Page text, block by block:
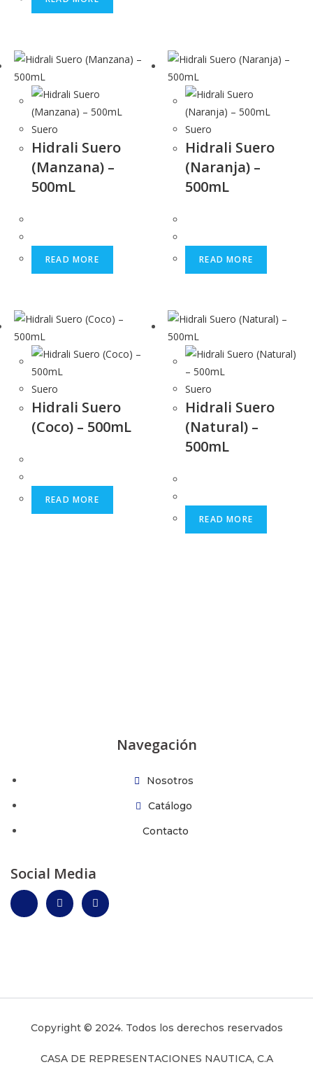
Suero
Hidrali Suero
(Manzana) –
500mL
READ MORE
Suero
Hidrali Suero
(Naranja) –
500mL
READ MORE
Suero
Hidrali Suero
(Coco) – 500mL
READ MORE
Suero
Hidrali Suero
(Natural) –
500mL
READ MORE
Navegación
Nosotros
Catálogo
Contacto
Social Media
Copyright © 2024. Todos los derechos reservados
CASA DE REPRESENTACIONES NAUTICA, C.A